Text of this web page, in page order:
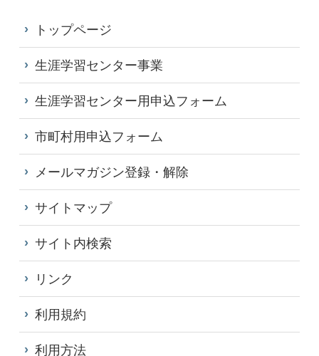
トップページ
生涯学習センター事業
生涯学習センター用申込フォーム
市町村用申込フォーム
メールマガジン登録・解除
サイトマップ
サイト内検索
リンク
利用規約
利用方法